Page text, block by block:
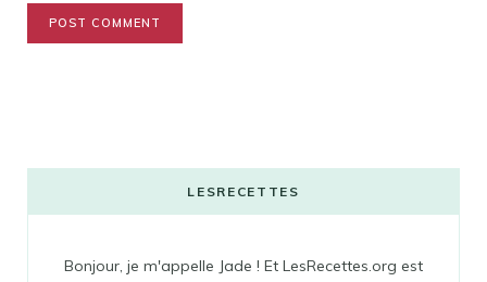
LESRECETTES
Bonjour, je m'appelle Jade ! Et LesRecettes.org est